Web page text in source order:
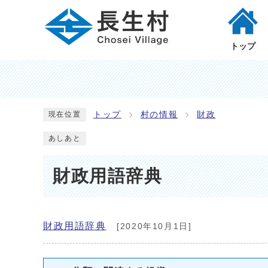
トップ
現在位置 トップ 村の情報 財政
あしあと
財政用語辞典
財政用語辞典 [2020年10月1日]